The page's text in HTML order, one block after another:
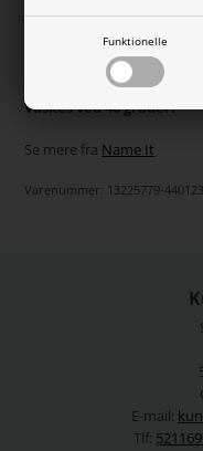
Funktionelle
84% genanvendt
Vaskes ved 40 grader.
Se mere fra Name It
Varenummer: 13225779-
E-mail:
Tlf: